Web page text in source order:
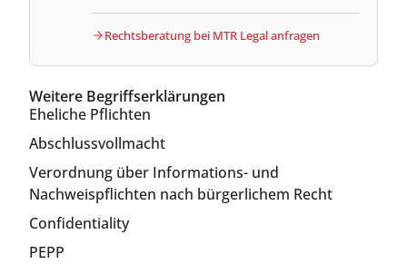
Rechtsberatung bei MTR Legal anfragen
Weitere Begriffserklärungen
Eheliche Pflichten
Abschlussvollmacht
Verordnung über Informations- und
Nachweispflichten nach bürgerlichem Recht
Confidentiality
PEPP